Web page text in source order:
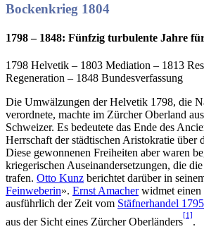
Bockenkrieg 1804
1798 – 1848: Fünfzig turbulente Jahre
1798 Helvetik – 1803 Mediation – 1813
Regeneration – 1848 Bundesverfassung
Die Umwälzungen der Helvetik 1798, die
verordnete, machte im Zürcher Oberland
Schweizer. Es bedeutete das Ende des
Herrschaft der städtischen Aristokratie über
Diese gewonnenen Freiheiten aber waren
kriegerischen Auseinandersetzungen, die
trafen. Otto Kunz berichtet darüber in
Feinweberin». Ernst Amacherwidmet einen
ausführlich der Zeit vom Stäfnerhandel 1795
aus der Sicht eines Zürcher Oberländers
[1]
.